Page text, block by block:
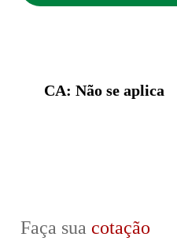
CA: Não se aplica
Faça sua cotação